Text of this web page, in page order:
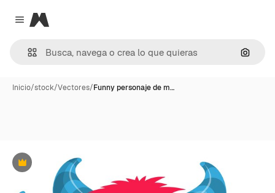
Close menu
Magnific
Inicio/stock/Vectores/Funny personaje de m…
Premium